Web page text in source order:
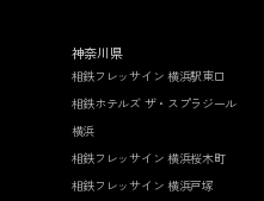
神奈川県
相鉄フレッサイン 横浜駅東口
相鉄ホテルズ ザ・スプラジール
横浜
相鉄フレッサイン 横浜桜木町
相鉄フレッサイン 横浜戸塚